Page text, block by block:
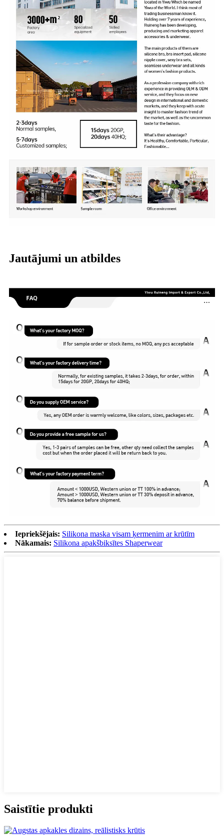
Jautājumi un atbildes
Iepriekšējais: Silikona maska ​​visam ķermenim ar krūtīm
Nākamais: Silikona apakšbiksītes Shaperwear
Saistītie produkti